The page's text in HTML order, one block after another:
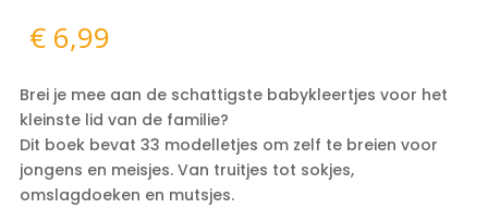
€6,99
Brei je mee aan de schattigste babykleertjes voor het
kleinste lid van de familie?
Dit boek bevat 33 modelletjes om zelf te breien voor
jongens en meisjes. Van truitjes tot sokjes,
omslagdoeken en mutsjes.